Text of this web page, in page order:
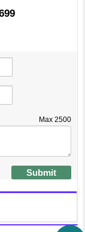
Max 2500
Submit